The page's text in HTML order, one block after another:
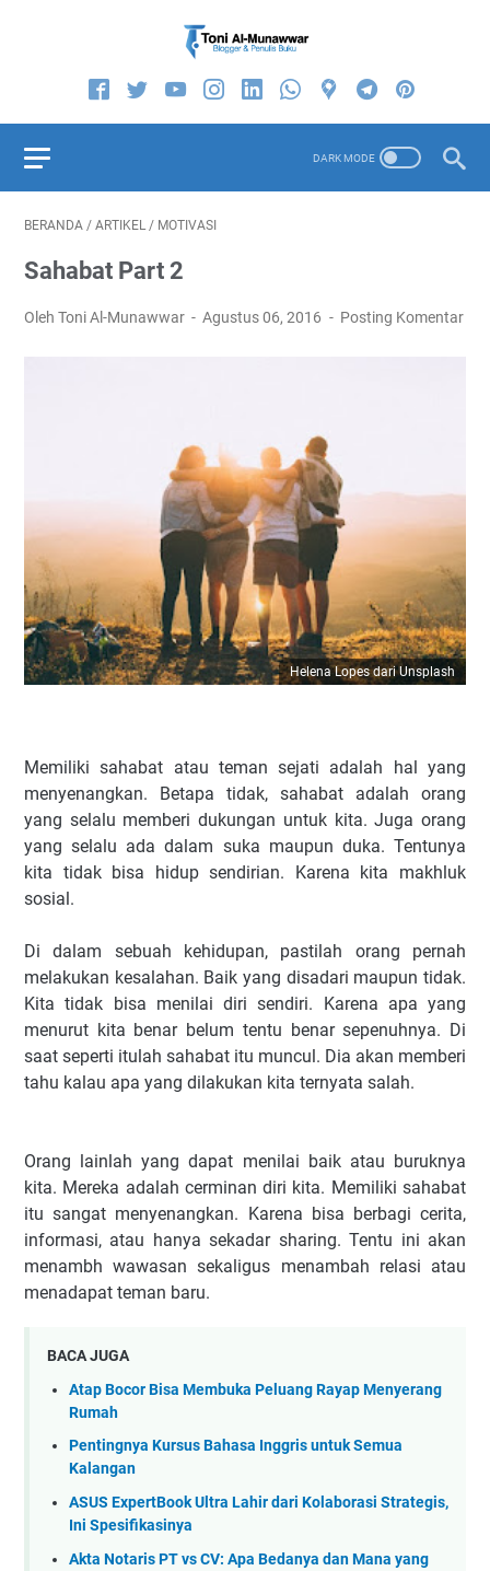
BERANDA / ARTIKEL / MOTIVASI
Sahabat Part 2
Oleh Toni Al-Munawwar Agustus 06, 2016 Posting Komentar
Helena Lopes dari Unsplash
Memiliki sahabat atau teman sejati adalah hal yang
menyenangkan. Betapa tidak, sahabat adalah orang
yang selalu memberi dukungan untuk kita. Juga orang
yang selalu ada dalam suka maupun duka. Tentunya
kita tidak bisa hidup sendirian. Karena kita makhluk
sosial.
Di dalam sebuah kehidupan, pastilah orang pernah
melakukan kesalahan. Baik yang disadari maupun tidak.
Kita tidak bisa menilai diri sendiri. Karena apa yang
menurut kita benar belum tentu benar sepenuhnya. Di
saat seperti itulah sahabat itu muncul. Dia akan memberi
tahu kalau apa yang dilakukan kita ternyata salah.
Orang lainlah yang dapat menilai baik atau buruknya
kita. Mereka adalah cerminan diri kita. Memiliki sahabat
itu sangat menyenangkan. Karena bisa berbagi cerita,
informasi, atau hanya sekadar sharing. Tentu ini akan
menambh wawasan sekaligus menambah relasi atau
menadapat teman baru.
BACA JUGA
Atap Bocor Bisa Membuka Peluang Rayap Menyerang
Rumah
Pentingnya Kursus Bahasa Inggris untuk Semua
Kalangan
ASUS ExpertBook Ultra Lahir dari Kolaborasi Strategis,
Ini Spesifikasinya
Akta Notaris PT vs CV: Apa Bedanya dan Mana yang